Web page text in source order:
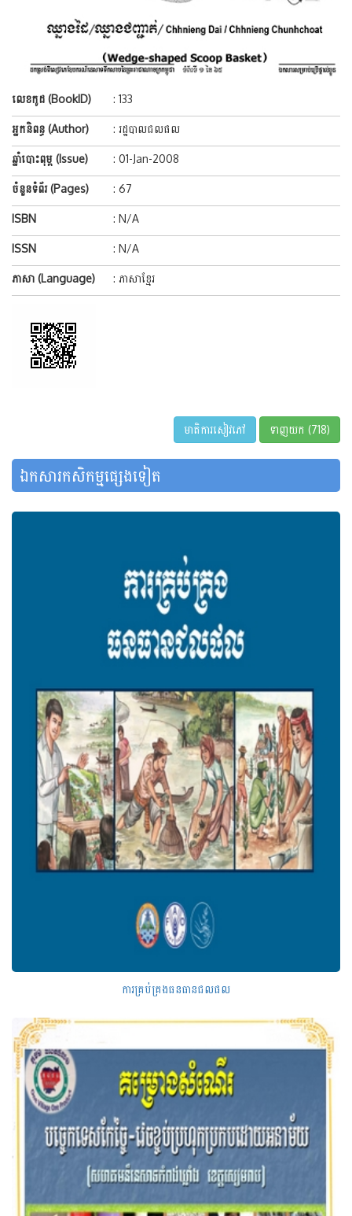
លេខកូដ (BookID) : 133
អ្នកនិពន្ធ (Author) : រដ្ឋបាលជលផល
ឆ្នាំបោះពុម្ព (Issue) : 01-Jan-2008
ចំនួនទំព័រ (Pages) : 67
ISBN : N/A
ISSN : N/A
ភាសា (Language) : ភាសាខ្មែរ
មាតិការសៀវភៅ ទាញយក (718)
ឯកសារកសិកម្មផ្សេងទៀត
ការគ្រប់គ្រងធនធានជលផល